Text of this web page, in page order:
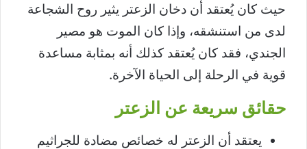
حيث كان يُعتقد أن دخان الزعتر يثير روح الشجاعة
لدى من استنشقه، وإذا كان الموت هو مصير
الجندي، فقد كان يُعتقد كذلك أنه بمثابة مساعدة
قوية في الرحلة إلى الحياة الآخرة.
حقائق سريعة عن الزعتر
يعتقد أن الزعتر له خصائص مضادة للجراثيم